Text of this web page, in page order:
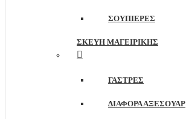
ΣΟΥΠΙΈΡΕΣ
ΣΚΕΎΗ ΜΑΓΕΙΡΙΚΉΣ
ΓΆΣΤΡΕΣ
ΔΙΆΦΟΡΑ ΑΞΕΣΟΥΆΡ